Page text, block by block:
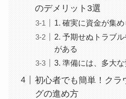
のデメリット3選
1. 確実に資金が集
2. 予期せぬトラブ
がある
3. 準備には、多大
初心者でも簡単！クラ
グの進め方